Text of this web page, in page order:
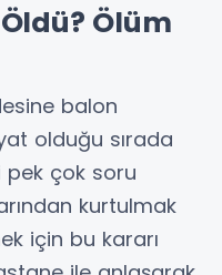
Ölüm
balon
olduğu sırada
pek çok soru
kurtulmak
için bu kararı